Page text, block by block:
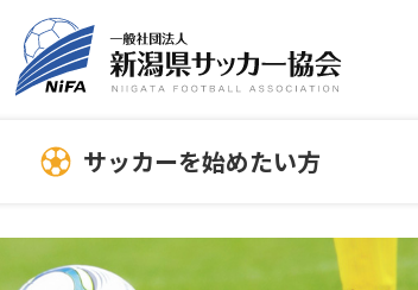
サッカーを始めたい方